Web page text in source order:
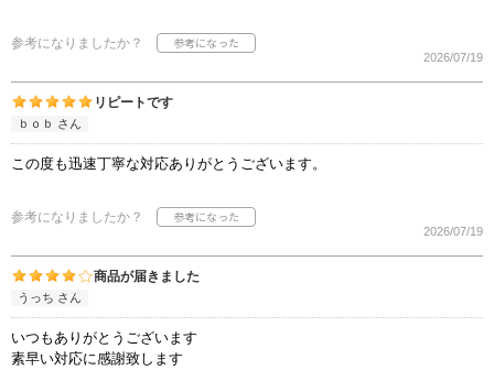
参考になりましたか？
2026/07/19
リピートです
ｂｏｂ さん
この度も迅速丁寧な対応ありがとうございます。
参考になりましたか？
2026/07/19
商品が届きました
うっち さん
いつもありがとうございます
素早い対応に感謝致します